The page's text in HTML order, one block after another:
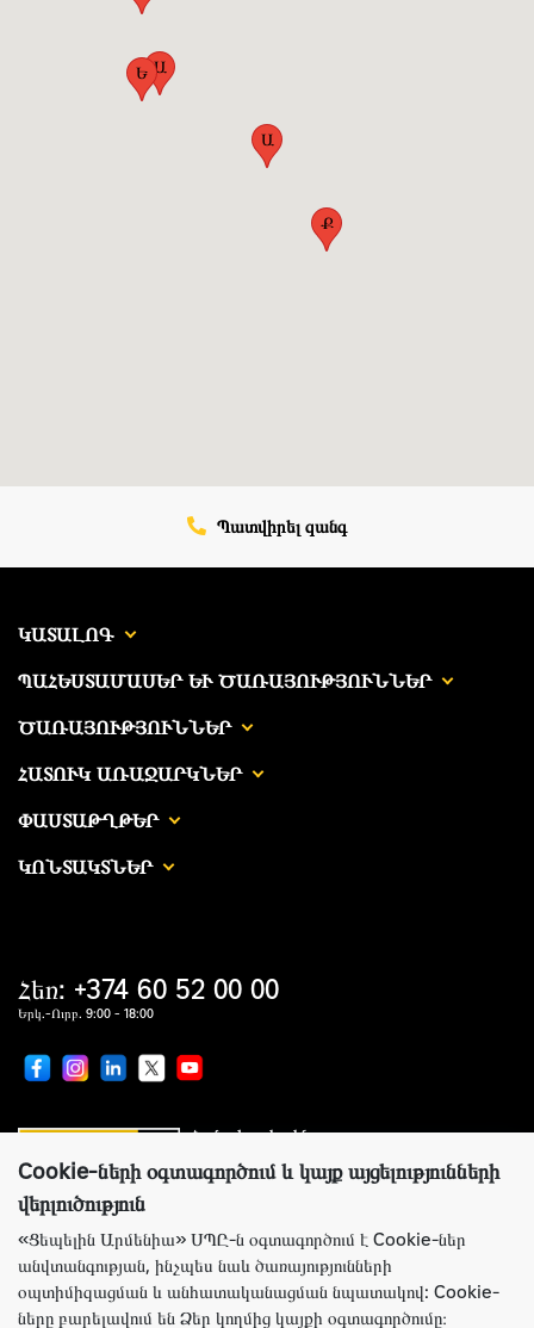
Ա
Ե
Ք
Ա
Պատվիրել զանգ
ԿԱՏԱԼՈԳ
ՊԱՀԵՍՏԱՄԱՍԵՐ ԵՒ ԾԱՌԱՅՈՒԹՅՈՒՆՆԵՐ
ԾԱՌԱՅՈՒԹՅՈՒՆՆԵՐ
ՀԱՏՈՒԿ ԱՌԱՋԱՐԿՆԵՐ
ՓԱՍՏԱԹՂԹԵՐ
ԿՈՆՏԱԿՏՆԵՐ
Համաշխարհային առաջատար
ներկայացուցիչ
Հեռ: +374 60 52 00 00
Երկ.-Ուրբ. 9:00 - 18:00
Կայքի ճիշտ աշխատանքի համար Ցեպելին Արմենիա ընկերությունն
օգտագործում է Cookie-ներ: Այս ֆայլերը պարունակում են տեղեկություններ
կայք՝ Ձեր նախկին այցելությունների մասին: Cookie-ները չեն նույնականացնում
Cookie-ների օգտագործում և կայք այցելությունների
վերլուծություն
«Ցեպելին Արմենիա» ՍՊԸ-ն օգտագործում է Cookie-ներ
անվտանգության, ինչպես նաև ծառայությունների
օպտիմիզացման և անհատականացման նպատակով: Cookie-
ները բարելավում են Ձեր կողմից կայքի օգտագործումը։